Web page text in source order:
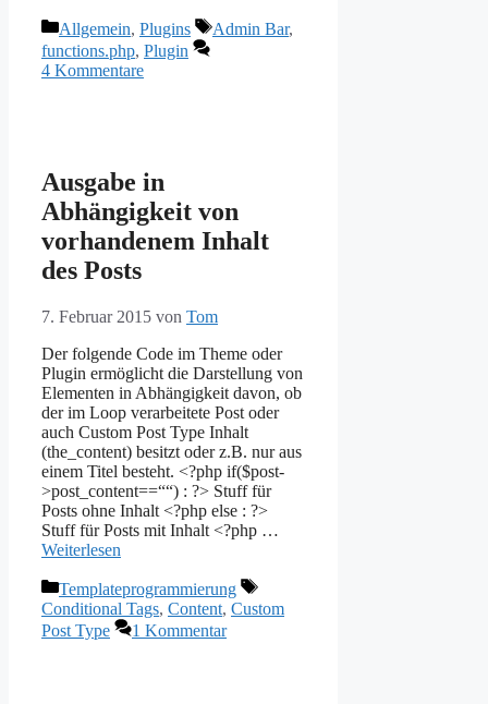
Kategorien
Allgemein, Plugins Schlagwörter
Admin Bar,
functions.php, Plugin
4 Kommentare
Ausgabe in
Abhängigkeit von
vorhandenem Inhalt
des Posts
7. Februar 2015 von Tom
Der folgende Code im Theme oder
Plugin ermöglicht die Darstellung von
Elementen in Abhängigkeit davon, ob
der im Loop verarbeitete Post oder
auch Custom Post Type Inhalt
(the_content) besitzt oder z.B. nur aus
einem Titel besteht. <?php if($post-
>post_content==““) : ?> Stuff für
Posts ohne Inhalt <?php else : ?>
Stuff für Posts mit Inhalt <?php …
Weiterlesen
Kategorien
Templateprogrammierung
Schlagwörter
Conditional Tags, Content, Custom
Post Type
1 Kommentar